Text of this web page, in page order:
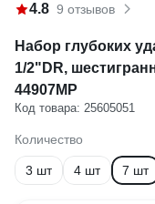
4.8 9 отзывов
Набор глубоких
1/2"DR,
44907MP
Код товара: 25605051
Количество
3 шт 4 шт 7 шт